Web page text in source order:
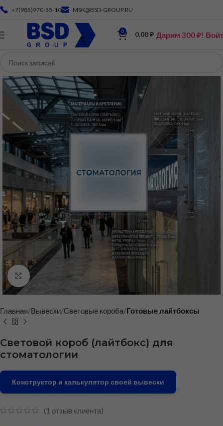
+7(985)970-55-10 MSK@BSD-GROUP.RU
0 0,00₽ Дарим 300 ₽!
Нажмите, чтобы увеличить
Главная Вывески Световые короба Готовые лайтбоксы
Световой короб (лайтбокс) для
стоматологии
Конструктор и калькулятор своей вывески
(1 отзыв клиента)